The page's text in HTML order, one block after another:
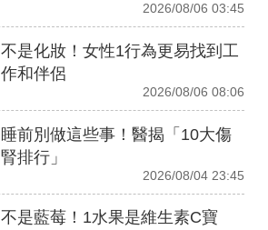
2026/08/06 03:45
不是化妝！女性1行為更易找到工
作和伴侶
2026/08/06 08:06
睡前別做這些事！醫揭「10大傷
腎排行」
2026/08/04 23:45
不是藍莓！1水果是維生素C寶